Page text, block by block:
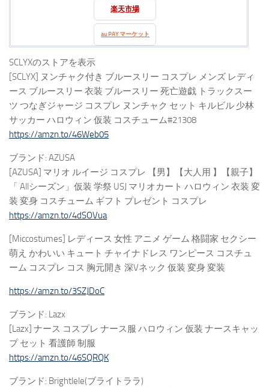
楽天市場
au PAY マーケット
SCLYXのストアを表示
[SCLYX] ヌンチャク付き ブルースリー コスプレ メンズ レディ
ース ブルースリー 衣装 ブルースリー 死亡遊戯 トラックスー
ツ つなぎジャージ コスプレ ヌンチャク セット キルビル 少林
サッカー ハロウィン 仮装 コスチューム#21308
https://amzn.to/46Web05
ブランド: AZUSA
[AZUSA] マリオ ルイージ コスプレ 【男】【大人用 】【親子】
「 Allシーズン」仮装 学祭 USJ マリオカート ハロウィン 衣装 変
装 変身 コスチューム ギフト プレゼント コスプレ
https://amzn.to/4dSOVua
[Miccostumes] レディース 女性 アニメ ゲーム 格闘家 セクシー
萌え かわいい キュート チャイナドレス ワンピース コスチュ
ーム コスプレ コス 胸元開き 深Vネック 仮装 変身 変装
https://amzn.to/3SZJDoC
ブランド: Lazx
[Lazx] ナース コスプレ ナース服 ハロウィン 仮装 ナースキャッ
プ セット 看護師 制服
https://amzn.to/46SQRQK
ブランド: Brightlele(ブライトララ)